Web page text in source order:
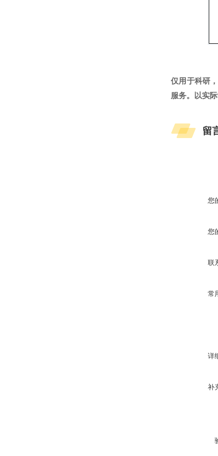
仅用于科研
服务。以实
留
您
您
联
常
详
补